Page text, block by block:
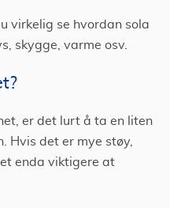
virkelig se hvordan sola
skygge, varme osv.
er det lurt å ta en liten
Hvis det er mye støy,
enda viktigere at